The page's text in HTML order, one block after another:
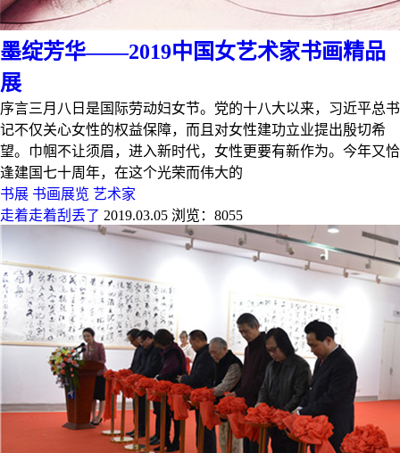
墨绽芳华——2019中国女艺术家书画精品
展
序言三月八日是国际劳动妇女节。党的十八大以来，习近平总书
记不仅关心女性的权益保障，而且对女性建功立业提出殷切希
望。巾帼不让须眉，进入新时代，女性更要有新作为。今年又恰
逢建国七十周年，在这个光荣而伟大的
书展 书画展览 艺术家
走着走着刮丢了 2019.03.05 浏览：8055